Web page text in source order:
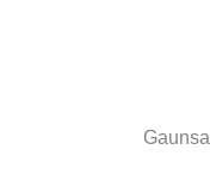
Gaunsa